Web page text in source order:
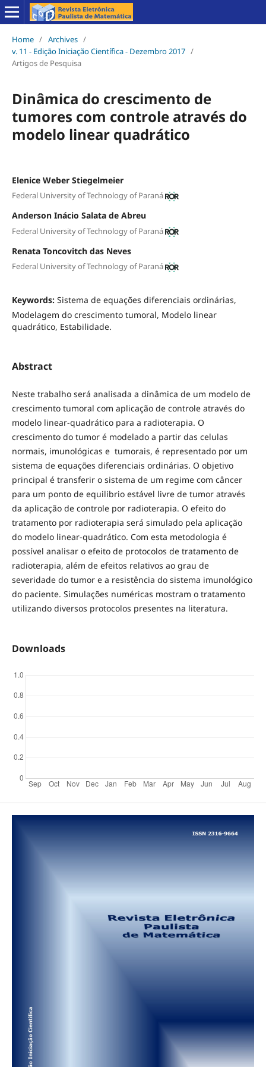
Home / Archives /
v. 11 - Edição Iniciação Científica - Dezembro 2017 /
Artigos de Pesquisa
Dinâmica do crescimento de
tumores com controle através do
modelo linear quadrático
Elenice Weber Stiegelmeier
Federal University of Technology of Paraná
Anderson Inácio Salata de Abreu
Federal University of Technology of Paraná
Renata Toncovitch das Neves
Federal University of Technology of Paraná
Keywords: Sistema de equações diferenciais ordinárias,
Modelagem do crescimento tumoral, Modelo linear
quadrático, Estabilidade.
Abstract
Neste trabalho será analisada a dinâmica de um modelo de
crescimento tumoral com aplicação de controle através do
modelo linear-quadrático para a radioterapia. O
crescimento do tumor é modelado a partir das celulas
normais, imunológicas e tumorais, é representado por um
sistema de equações diferenciais ordinárias. O objetivo
principal é transferir o sistema de um regime com câncer
para um ponto de equilibrio estável livre de tumor através
da aplicação de controle por radioterapia. O efeito do
tratamento por radioterapia será simulado pela aplicação
do modelo linear-quadrático. Com esta metodologia é
possível analisar o efeito de protocolos de tratamento de
radioterapia, além de efeitos relativos ao grau de
severidade do tumor e a resistência do sistema imunológico
do paciente. Simulações numéricas mostram o tratamento
utilizando diversos protocolos presentes na literatura.
Downloads